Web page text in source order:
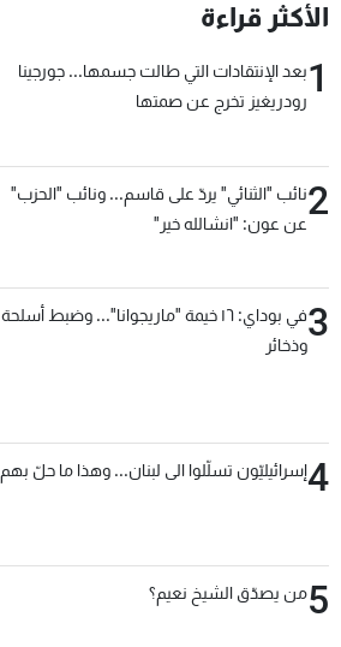
الأكثر قراءة
1بعد الإنتقادات التي طالت جسمها... جورجينا
رودريغيز تخرج عن صمتها
2نائب "الثنائي" يردّ على قاسم... ونائب "الحزب"
عن عون: "انشالله خير"
3
في بوداي: ١٦ خيمة "ماريجوانا"... وضبط أسلحة
وذخائر
4إسرائيليّون تسلّلوا الى لبنان... وهذا ما حلّ بهم
5من يصدّق الشيخ نعيم؟